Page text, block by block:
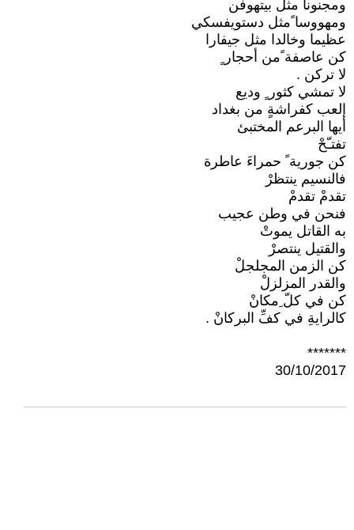
ومجنونا مثل بيتهوفن
ومهووسا ًمثل دستويفسكي
عظيما وخالدا مثل جيفارا
كن عاصفة ًمن أحجار ٍ
لا تركن .
لا تمشي كثور ٍ وديع
إلعب كفراشةٍ من بغداد
أيها البرعم المختبئ
تفتـّحْ
كن جورية ً حمراءَ عاطرة
فالنسيم ينتظرْ
تقدمْ تقدمْ
فنحن في وطن عجيب
به القاتل يموتْ
والقتيل ينتصرْ
كن الزمن المجلجلْ
والقدر المزلزلْ
كن في كلّ ِمكانْ
كالرايةِ في كفِّ البركانْ .
*******
30/10/2017